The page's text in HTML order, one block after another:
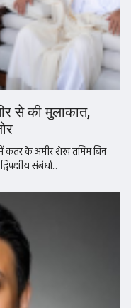
से की मुलाकात,
में कतर के अमीर शेख तमिम बिन
संबंधों...